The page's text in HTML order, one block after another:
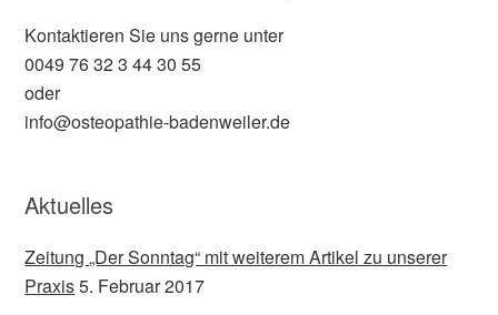
Kontaktieren Sie uns gerne unter
0049 76 32 3 44 30 55
oder
info@osteopathie-badenweiler.de
Aktuelles
Zeitung „Der Sonntag“ mit weiterem Artikel zu unserer
Praxis5. Februar 2017